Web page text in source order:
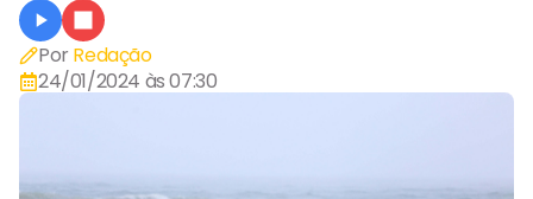
Por Redação
24/01/2024 às 07:30